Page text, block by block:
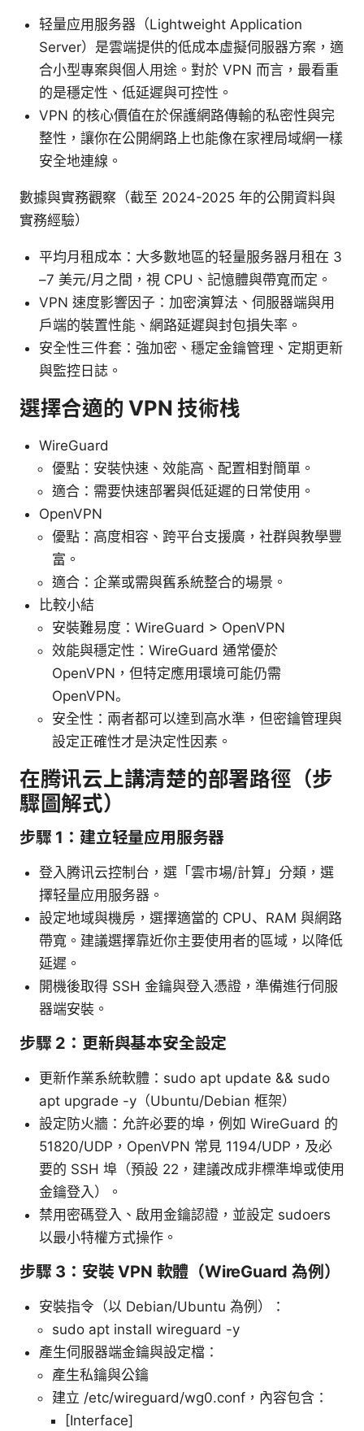
轻量应用服务器（Lightweight Application
Server）是雲端提供的低成本虛擬伺服器方案，適
合小型專案與個人用途。對於 VPN 而言，最看重
的是穩定性、低延遲與可控性。
VPN 的核心價值在於保護網路傳輸的私密性與完
整性，讓你在公開網路上也能像在家裡局域網一樣
安全地連線。
數據與實務觀察（截至 2024-2025 年的公開資料與
實務經驗）
平均月租成本：大多數地區的轻量服务器月租在 3
–7 美元/月之間，視 CPU、記憶體與帶寬而定。
VPN 速度影響因子：加密演算法、伺服器端與用
戶端的裝置性能、網路延遲與封包損失率。
安全性三件套：強加密、穩定金鑰管理、定期更新
與監控日誌。
選擇合適的 VPN 技術栈
WireGuard
優點：安裝快速、效能高、配置相對簡單。
適合：需要快速部署與低延遲的日常使用。
OpenVPN
優點：高度相容、跨平台支援廣，社群與教學豐
富。
適合：企業或需與舊系統整合的場景。
比較小結
安裝難易度：WireGuard > OpenVPN
效能與穩定性：WireGuard 通常優於
OpenVPN，但特定應用環境可能仍需
OpenVPN。
安全性：兩者都可以達到高水準，但密鑰管理與
設定正確性才是決定性因素。
在腾讯云上講清楚的部署路徑（步
驟圖解式）
步驟 1：建立轻量应用服务器
登入腾讯云控制台，選「雲市場/計算」分類，選
擇轻量应用服务器。
設定地域與機房，選擇適當的 CPU、RAM 與網路
帶寬。建議選擇靠近你主要使用者的區域，以降低
延遲。
開機後取得 SSH 金鑰與登入憑證，準備進行伺服
器端安裝。
步驟 2：更新與基本安全設定
更新作業系統軟體：sudo apt update && sudo
apt upgrade -y（Ubuntu/Debian 框架）
設定防火牆：允許必要的埠，例如 WireGuard 的
51820/UDP，OpenVPN 常見 1194/UDP，及必
要的 SSH 埠（預設 22，建議改成非標準埠或使用
金鑰登入）。
禁用密碼登入、啟用金鑰認證，並設定 sudoers
以最小特權方式操作。
步驟 3：安裝 VPN 軟體（WireGuard 為例）
安裝指令（以 Debian/Ubuntu 為例）：
sudo apt install wireguard -y
產生伺服器端金鑰與設定檔：
產生私鑰與公鑰
建立 /etc/wireguard/wg0.conf，內容包含：
[Interface]